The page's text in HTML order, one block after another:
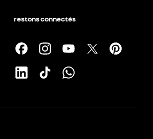
restons connectés